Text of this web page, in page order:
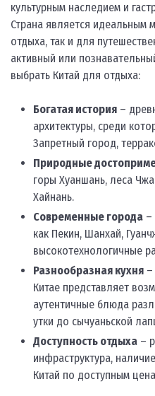
культурным наследием и
Страна является идеальным
отдыха, так и для
активный или
выбрать Китай для отдыха:
Богатая история –
архитектуры, среди
Запретный город,
Природные
горы Хуаншань, леса
Хайнань.
Современные города –
как Пекин, Шанхай,
высокотехнологичные
Разнообразная кухня –
Китае представляет
аутентичные блюда
утки до сычуаньской
Доступность отдыха –
инфраструктура,
Китай по доступным